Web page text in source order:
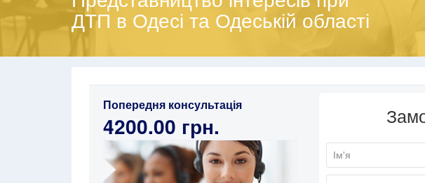
ДТП в Одесі та Одеській області
Попередня консультація
4200.00 грн.